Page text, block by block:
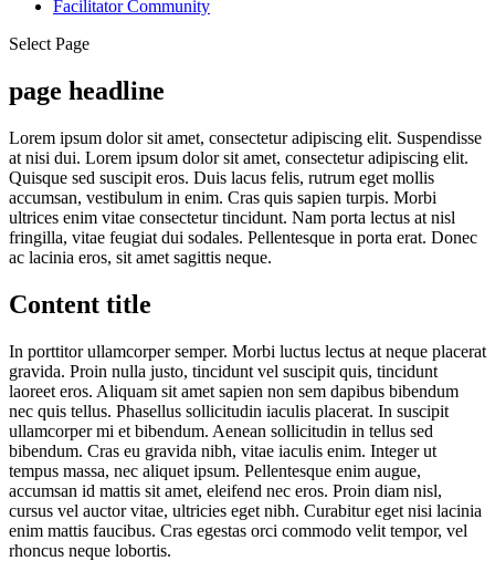
Facilitator Community
Select Page
page headline
Lorem ipsum dolor sit amet, consectetur adipiscing elit. Suspendisse
at nisi dui. Lorem ipsum dolor sit amet, consectetur adipiscing elit.
Quisque sed suscipit eros. Duis lacus felis, rutrum eget mollis
accumsan, vestibulum in enim. Cras quis sapien turpis. Morbi
ultrices enim vitae consectetur tincidunt. Nam porta lectus at nisl
fringilla, vitae feugiat dui sodales. Pellentesque in porta erat. Donec
ac lacinia eros, sit amet sagittis neque.
Content title
In porttitor ullamcorper semper. Morbi luctus lectus at neque placerat
gravida. Proin nulla justo, tincidunt vel suscipit quis, tincidunt
laoreet eros. Aliquam sit amet sapien non sem dapibus bibendum
nec quis tellus. Phasellus sollicitudin iaculis placerat. In suscipit
ullamcorper mi et bibendum. Aenean sollicitudin in tellus sed
bibendum. Cras eu gravida nibh, vitae iaculis enim. Integer ut
tempus massa, nec aliquet ipsum. Pellentesque enim augue,
accumsan id mattis sit amet, eleifend nec eros. Proin diam nisl,
cursus vel auctor vitae, ultricies eget nibh. Curabitur eget nisi lacinia
enim mattis faucibus. Cras egestas orci commodo velit tempor, vel
rhoncus neque lobortis.